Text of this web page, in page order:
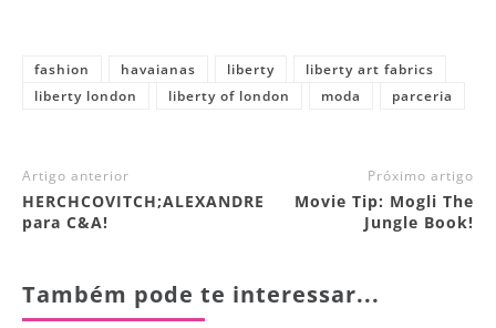
fashion havaianas liberty
liberty art fabrics
liberty london
liberty of london moda parceria
Artigo anterior
HERCHCOVITCH;ALEXANDRE
para C&A!
Próximo artigo
Movie Tip: Mogli The
Jungle Book!
Também pode te interessar...